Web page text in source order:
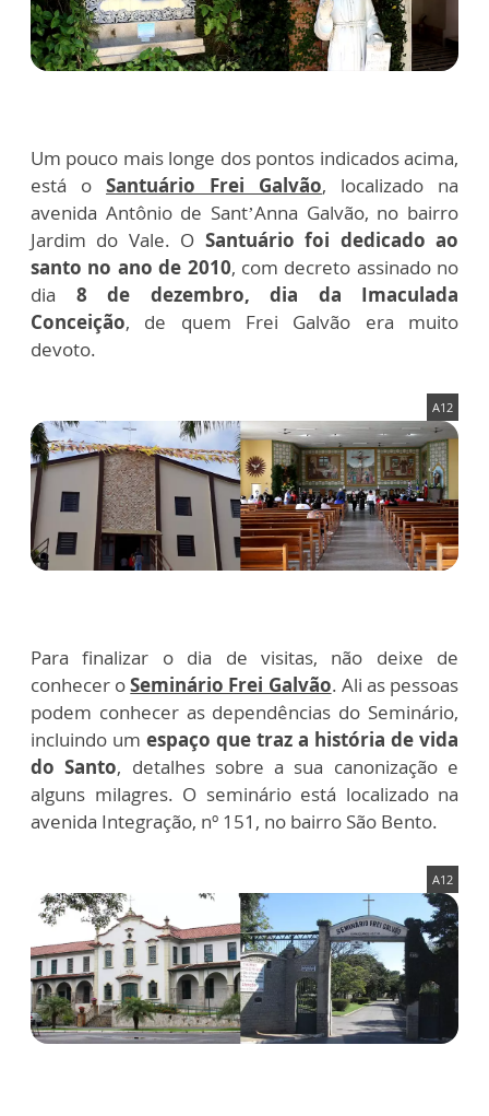
Um pouco mais longe dos pontos indicados acima,
está o Santuário Frei Galvão, localizado na
avenida Antônio de Sant’Anna Galvão, no bairro
Jardim do Vale. O Santuário foi dedicado ao
santo no ano de 2010, com decreto assinado no
dia 8 de dezembro, dia da Imaculada
Conceição, de quem Frei Galvão era muito
devoto.
A12
Para finalizar o dia de visitas, não deixe de
conhecer oSeminário Frei Galvão. Ali as pessoas
podem conhecer as dependências do Seminário,
incluindo um espaço que traz a história de vida
do Santo, detalhes sobre a sua canonização e
alguns milagres. O seminário está localizado na
avenida Integração, nº 151, no bairro São Bento.
A12